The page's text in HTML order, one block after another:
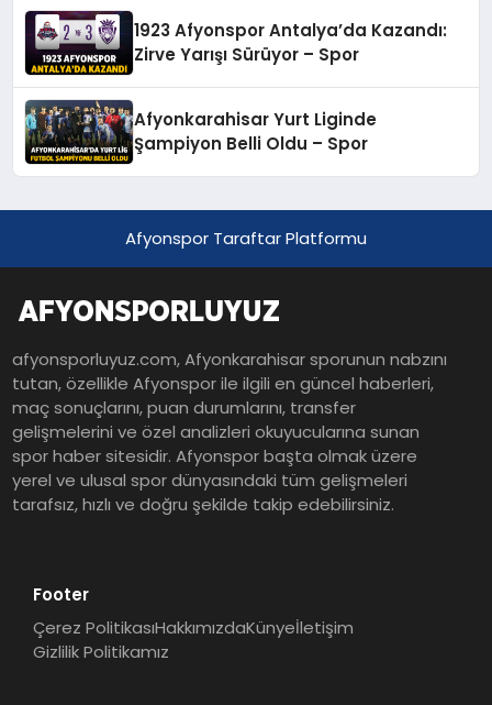
1923 Afyonspor Antalya’da Kazandı:
Zirve Yarışı Sürüyor – Spor
Afyonkarahisar Yurt Liginde
Şampiyon Belli Oldu – Spor
Afyonspor Taraftar Platformu
afyonsporluyuz.com, Afyonkarahisar sporunun nabzını
tutan, özellikle Afyonspor ile ilgili en güncel haberleri,
maç sonuçlarını, puan durumlarını, transfer
gelişmelerini ve özel analizleri okuyucularına sunan
spor haber sitesidir. Afyonspor başta olmak üzere
yerel ve ulusal spor dünyasındaki tüm gelişmeleri
tarafsız, hızlı ve doğru şekilde takip edebilirsiniz.
Footer
Çerez PolitikasıHakkımızdaKünyeİletişim
Gizlilik Politikamız